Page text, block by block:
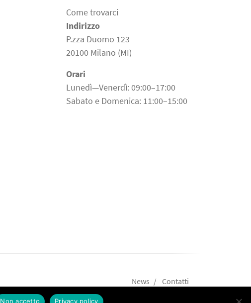
Come trovarci
Indirizzo
P.zza Duomo 123
20100 Milano (MI)
Orari
Lunedì—Venerdì: 09:00–17:00
Sabato e Domenica: 11:00–15:00
News Contatti
Non accetto Privacy policy